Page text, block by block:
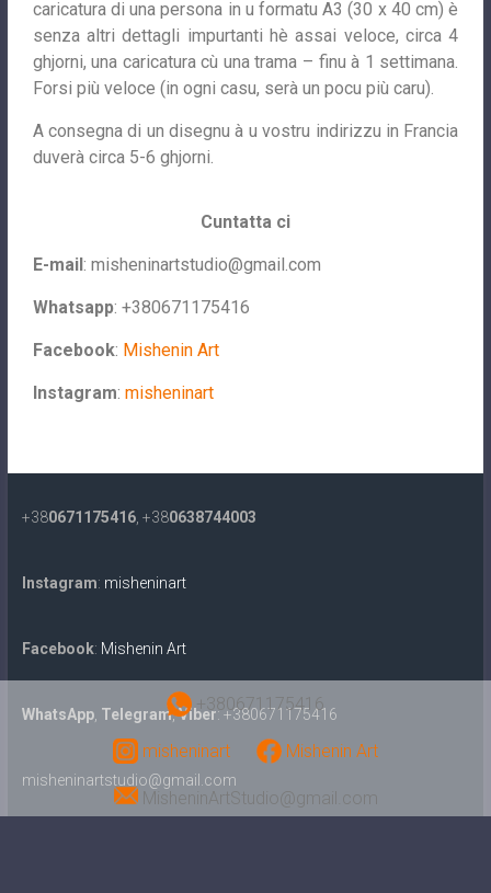
caricatura di una persona in u formatu A3 (30 x 40 cm) è
senza altri dettagli impurtanti hè assai veloce, circa 4
ghjorni, una caricatura cù una trama – finu à 1 settimana.
Forsi più veloce (in ogni casu, serà un pocu più caru).
A consegna di un disegnu à u vostru indirizzu in Francia
duverà circa 5-6 ghjorni.
Cuntatta ci
E-mail: misheninartstudio@gmail.com
Whatsapp: +380671175416
Facebook: Mishenin Art
Instagram: misheninart
+380671175416
misheninart Mishenin Art
MisheninArtStudio@gmail.com
+380671175416, +380638744003
Instagram: misheninart
Facebook: Mishenin Art
WhatsApp, Telegram,Viber: +380671175416
misheninartstudio@gmail.com